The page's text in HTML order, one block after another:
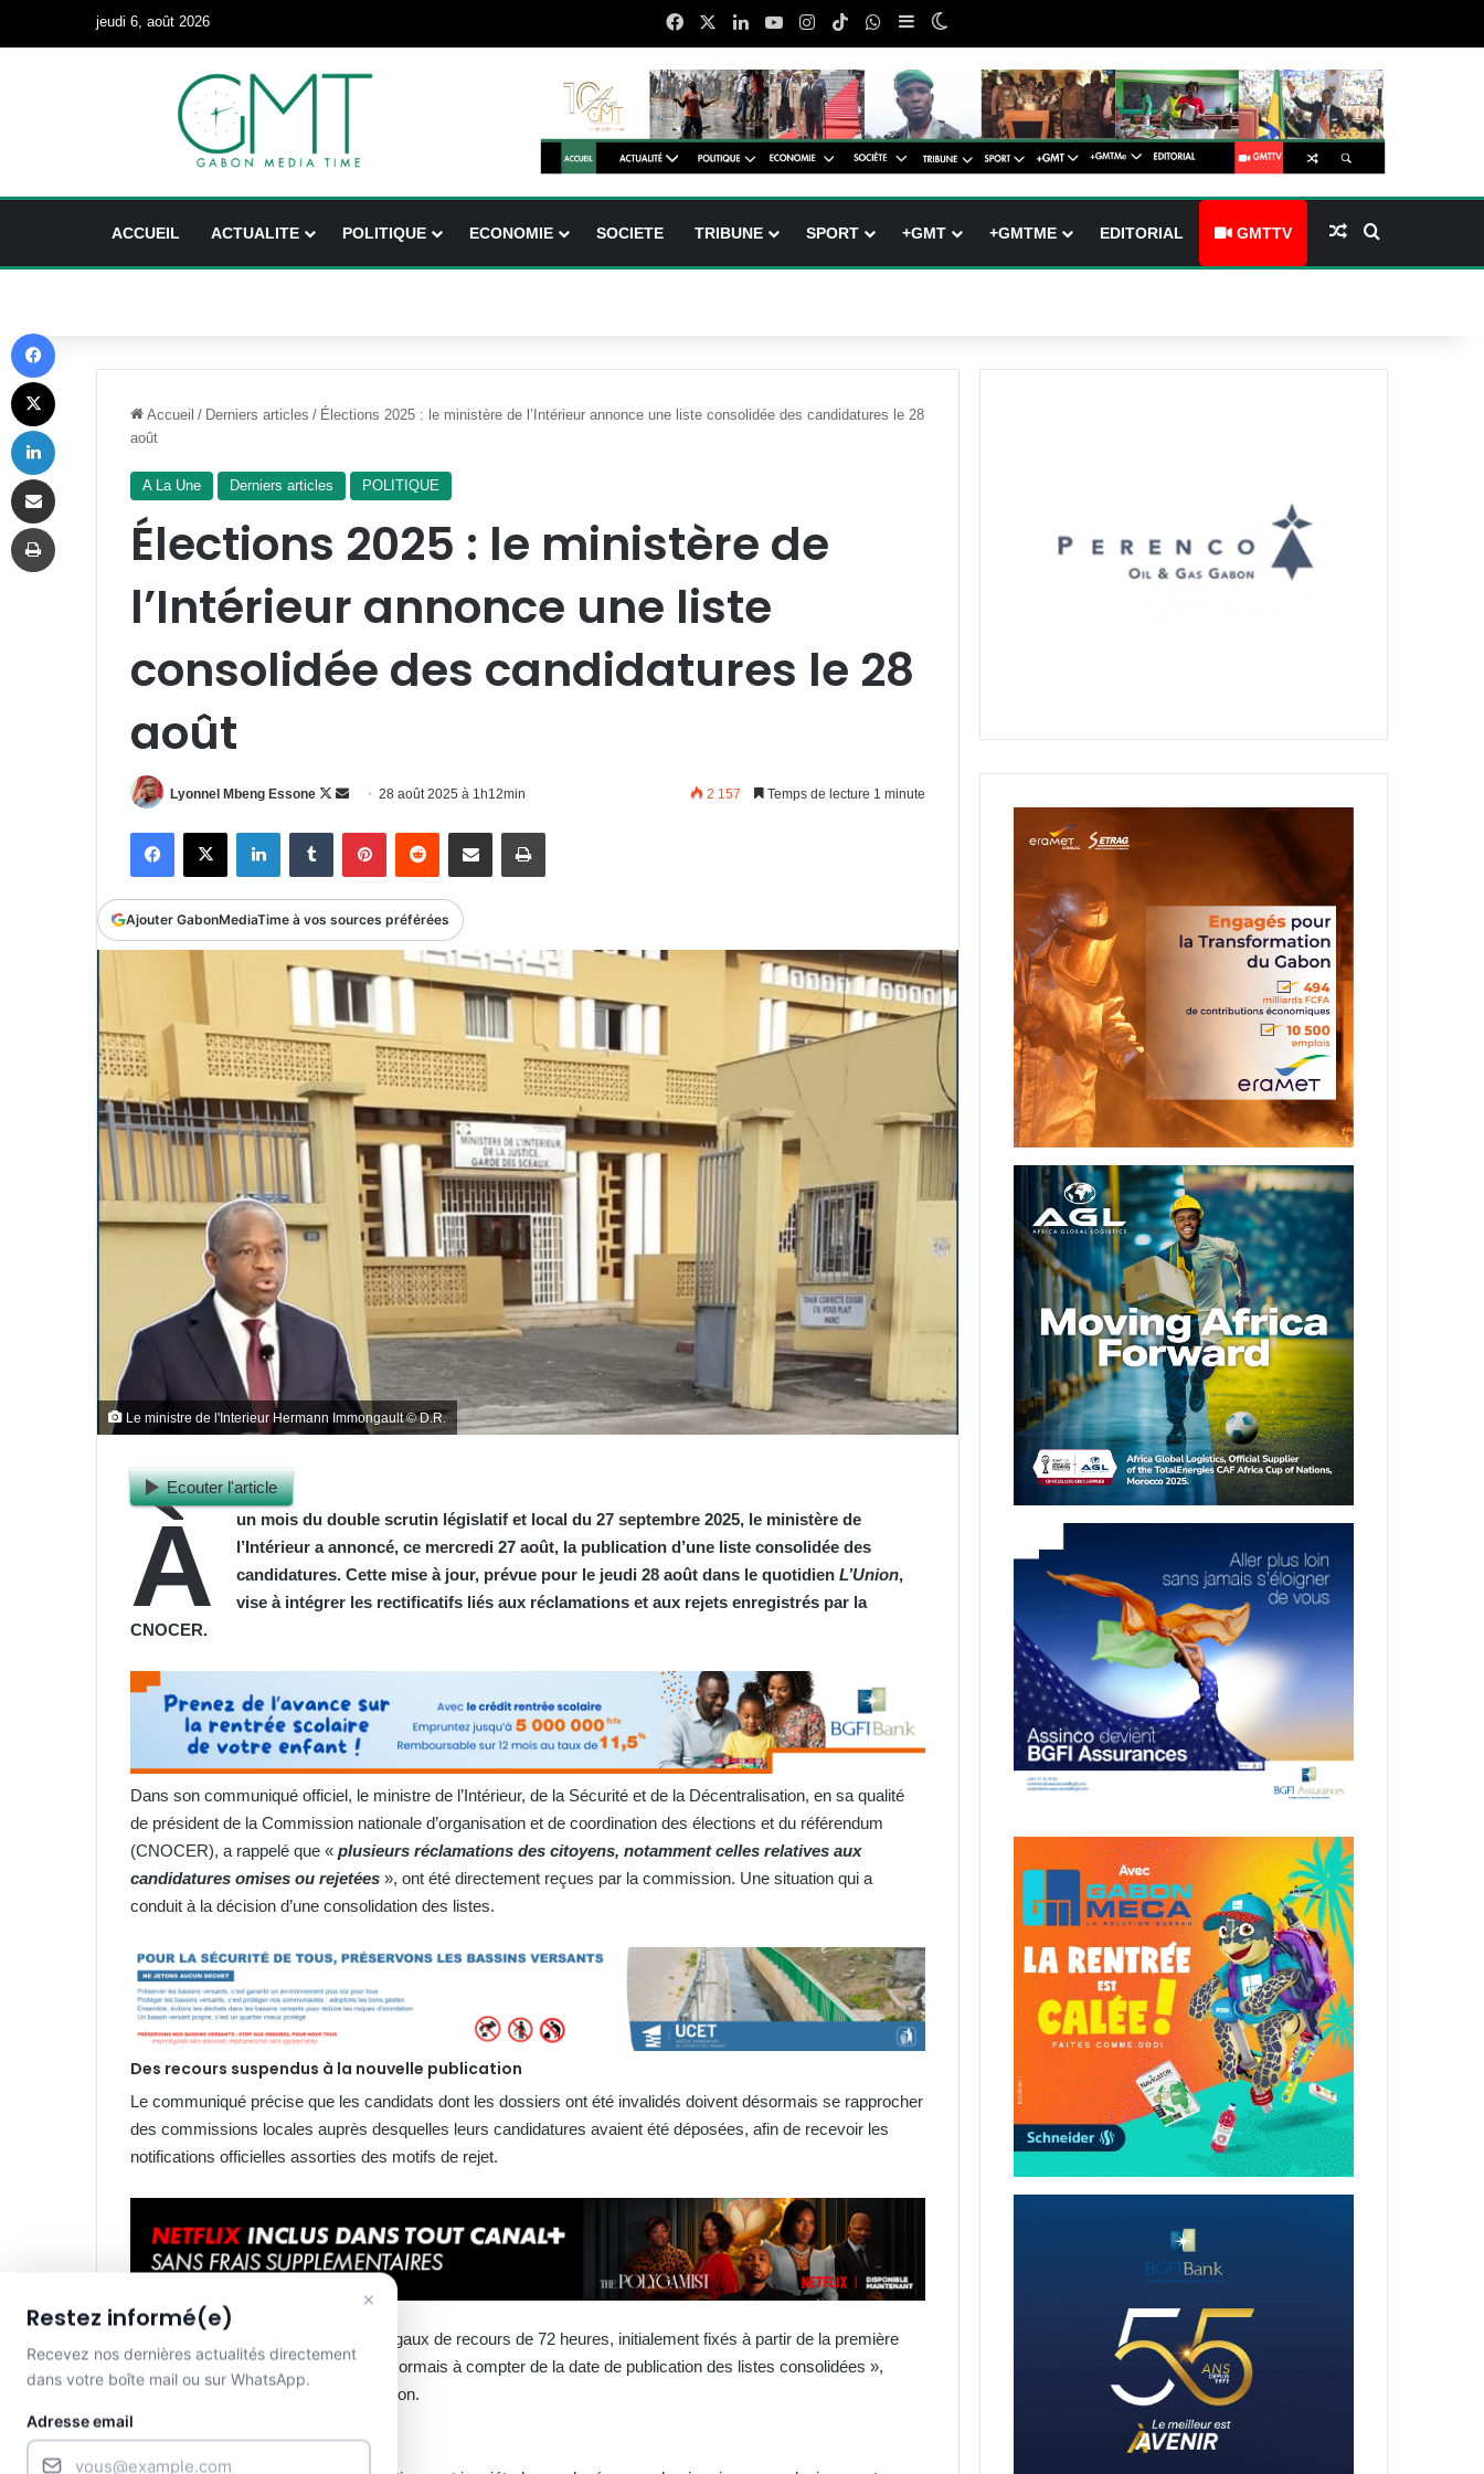
jeudi 6, août 2026 FacebookLinkedinYouTubeInstagram
TikTokWhatsApp
Sidebar (barre latérale)
ACCUEIL ACTUALITE POLITIQUE ECONOMIE SOCIETE TRIBUNE SPORT +GMT +GMTME EDITORIAL GMTTV Article Aléatoire
Accueil / Derniers articles / Élections 2025 : le ministère de l’Intérieur annonce une liste consolidée des candidatures le 28
août
A La Une Derniers articles POLITIQUE
Élections 2025 : le ministère de
l’Intérieur annonce une liste
consolidée des candidatures le 28
août
Lyonnel Mbeng Essone
Follow
Envoyer
courriel
28 août 2025 à 1h12min 2 157 Temps de lecture 1 minute
FacebookX LinkedinTumblr PinterestReddit Partager par email Imprimer
Ajouter GabonMediaTime à vos sources préférées
Le ministre de l'Interieur Hermann Immongault © D.R.
Ecouter l'article
À
un mois du double scrutin législatif et local du 27 septembre 2025, le ministère de
l’Intérieur a annoncé, ce mercredi 27 août, la publication d’une liste consolidée des
candidatures. Cette mise à jour, prévue pour le jeudi 28 août dans le quotidien L’Union,
vise à intégrer les rectificatifs liés aux réclamations et aux rejets enregistrés par la
CNOCER.
Dans son communiqué officiel, le ministre de l’Intérieur, de la Sécurité et de la Décentralisation, en sa qualité
de président de la Commission nationale d’organisation et de coordination des élections et du référendum
(CNOCER), a rappelé que « plusieurs réclamations des citoyens, notamment celles relatives aux
candidatures omises ou rejetées », ont été directement reçues par la commission. Une situation qui a
conduit à la décision d’une consolidation des listes.
Des recours suspendus à la nouvelle publication
Le communiqué précise que les candidats dont les dossiers ont été invalidés doivent désormais se rapprocher
des commissions locales auprès desquelles leurs candidatures avaient été déposées, afin de recevoir les
notifications officielles assorties des motifs de rejet.
Autre précision de taille : les délais légaux de recours de 72 heures, initialement fixés à partir de la première
publication du 20 août, « courront désormais à compter de la date de publication des listes consolidées »,
attendues ce jeudi 28 août dans L’Union.
Une clarification attendue
×
Restez informé(e)
Recevez nos dernières actualités directement
dans votre boîte mail ou sur WhatsApp.
Adresse email